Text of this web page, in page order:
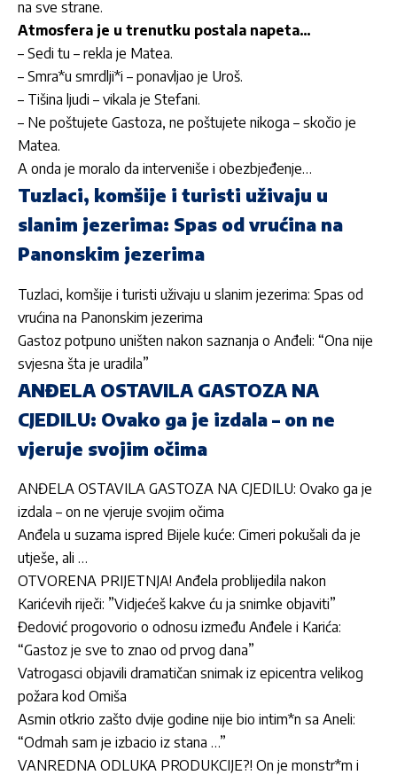
na sve strane.
Atmosfera je u trenutku postala napeta…
– Sedi tu – rekla je Matea.
– Smra*u smrdlji*i – ponavljao je Uroš.
– Tišina ljudi – vikala je Stefani.
– Ne poštujete Gastoza, ne poštujete nikoga – skočio je
Matea.
A onda je moralo da interveniše i obezbjeđenje…
Tuzlaci, komšije i turisti uživaju u
slanim jezerima: Spas od vrućina na
Panonskim jezerima
Tuzlaci, komšije i turisti uživaju u slanim jezerima: Spas od
vrućina na Panonskim jezerima
Gastoz potpuno uništen nakon saznanja o Anđeli: “Ona nije
svjesna šta je uradila”
ANĐELA OSTAVILA GASTOZA NA
CJEDILU: Ovako ga je izdala – on ne
vjeruje svojim očima
ANĐELA OSTAVILA GASTOZA NA CJEDILU: Ovako ga je
izdala – on ne vjeruje svojim očima
Anđela u suzama ispred Bijele kuće: Cimeri pokušali da je
utješe, ali …
OTVORENA PRIJETNJA! Anđela problijedila nakon
Karićevih riječi: ”Vidjećeš kakve ću ja snimke objaviti”
Đedović progovorio o odnosu između Anđele i Karića:
“Gastoz je sve to znao od prvog dana”
Vatrogasci objavili dramatičan snimak iz epicentra velikog
požara kod Omiša
Asmin otkrio zašto dvije godine nije bio intim*n sa Aneli:
“Odmah sam je izbacio iz stana …”
VANREDNA ODLUKA PRODUKCIJE?! On je monstr*m i